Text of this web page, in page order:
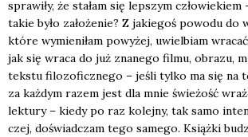
spra­wi­ły, że sta­łam się lep­szym czło­wie­kiem
takie było zało­że­nie? Z jakie­goś powo­du do
któ­re wymie­ni­łam powy­żej, uwiel­biam
jak się wra­ca do już zna­ne­go fil­mu, obra­zu,
tek­stu filo­zo­ficz­ne­go – jeśli tyl­ko ma się na
za każ­dym razem jest dla mnie świe­żość
lek­tu­ry – kie­dy po raz kolej­ny, tak samo
czej, doświad­czam tego same­go. Książ­ki